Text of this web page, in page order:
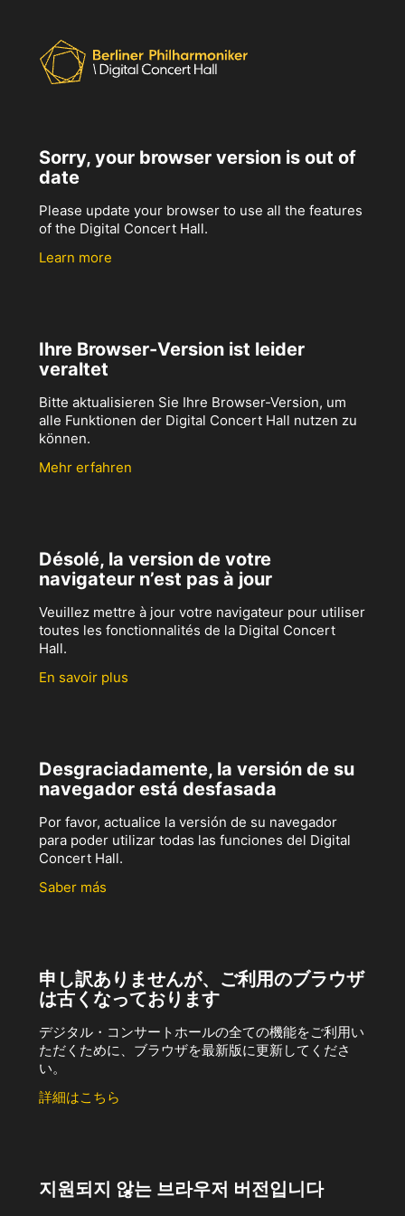
Sorry, your browser version is out of
date
Please update your browser to use all the features
of the Digital Concert Hall.
Learn more
Ihre Browser-Version ist leider
veraltet
Bitte aktualisieren Sie Ihre Browser-Version, um
alle Funktionen der Digital Concert Hall nutzen zu
können.
Mehr erfahren
Désolé, la version de votre
navigateur n’est pas à jour
Veuillez mettre à jour votre navigateur pour utiliser
toutes les fonctionnalités de la Digital Concert
Hall.
En savoir plus
Desgraciadamente, la versión de su
navegador está desfasada
Por favor, actualice la versión de su navegador
para poder utilizar todas las funciones del Digital
Concert Hall.
Saber más
申し訳ありませんが、ご利用のブラウザ
は古くなっております
デジタル・コンサートホールの全ての機能をご利用い
ただくために、ブラウザを最新版に更新してくださ
い。
詳細はこちら
지원되지 않는 브라우저 버전입니다